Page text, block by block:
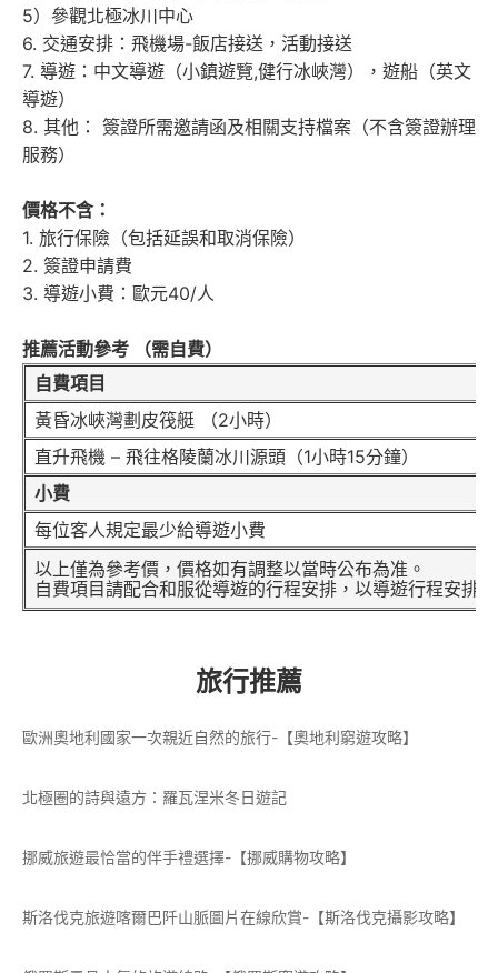
5）參觀北極冰川中心
6. 交通安排：飛機場-飯店接送，活動接送
7. 導遊：中文導遊（小鎮遊覽,健行冰峽灣），遊船（英文
導遊）
8. 其他： 簽證所需邀請函及相關支持檔案（不含簽證辦理
服務）
價格不含：
1. 旅行保險（包括延誤和取消保險）
2. 簽證申請費
3. 導遊小費：歐元40/人
推薦活動參考 （需自費）
自費項目
黃昏冰峽灣劃皮筏艇 （2小時）
直升飛機 – 飛往格陵蘭冰川源頭（1小時15分鐘）
小費
每位客人規定最少給導遊小費
以上僅為參考價，價格如有調整以當時公布為准。
自費項目請配合和服從導遊的行程安排，以導遊行程安排
旅行推薦
歐洲奧地利國家一次親近自然的旅行-【奧地利窮遊攻略】
北極圈的詩與遠方：羅瓦涅米冬日遊記
挪威旅遊最恰當的伴手禮選擇-【挪威購物攻略】
斯洛伐克旅遊喀爾巴阡山脈圖片在線欣賞-【斯洛伐克攝影攻略】